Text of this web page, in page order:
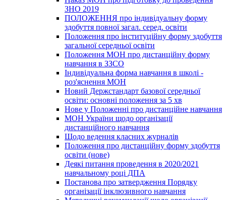
ЗНО 2019
ПОЛОЖЕННЯ про індивідуальну форму
здобуття повної загал. серед. освіти
Положення про інституційну форму здобуття
загальної середньої освіти
Положення МОН про дистанційну форму
навчання в ЗЗСО
Індивідуальна форма навчання в школі -
роз'яснення МОН
Новий Держстандарт базової середньої
освіти: основні положення за 5 хв
Нове у Положенні про дистанційне навчання
МОН України щодо організації
дистанційного навчання
Щодо ведення класних журналів
Положення про дистанційну форму здобуття
освіти (нове)
Деякі питання проведення в 2020/2021
навчальному році ДПА
Постанова про затвердження Порядку
організації інклюзивного навчання